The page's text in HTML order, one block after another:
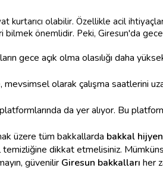
kurtarıcı olabilir. Özellikle acil
bilmek önemlidir. Peki, Giresun'da
gece açık olma olasılığı daha
olarak çalışma saatlerini
da yer alıyor. Bu
üzere tüm bakkallarda bakkal
temizliğine dikkat etmelisiniz.
güvenilir Giresun bakkalları her